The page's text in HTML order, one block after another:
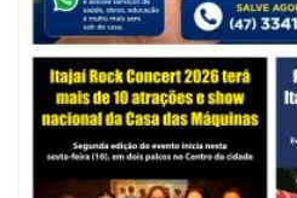
05/08/2026 | 07:00
Balneário Camboriú anuncia novo
POLÍTICA